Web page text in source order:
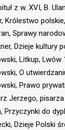
z w. XVI, B.
Królestwo
Sprawy
Dzieje kultury
Litkup, Lwów
O
Prawo
Jerzego,
Przyczynki do
Dzieje Polski